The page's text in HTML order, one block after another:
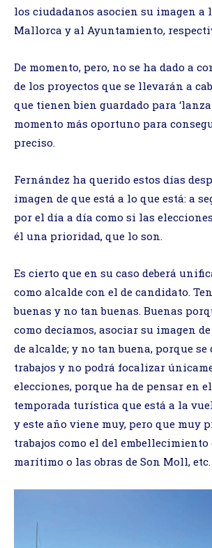
los ciudadanos asocien su imagen a
Mallorca y al Ayuntamiento,
De momento, pero, no se ha dado a
de los proyectos que se llevarán a
que tienen bien guardado para
momento más oportuno para
preciso.
Fernández ha querido estos días
imagen de que está a lo que está: a
por el día a día como si las
él una prioridad, que lo son.
Es cierto que en su caso deberá
como alcalde con el de candidato.
buenas y no tan buenas. Buenas
como decíamos, asociar su imagen
de alcalde; y no tan buena, porque
trabajos y no podrá focalizar
elecciones, porque ha de pensar en
temporada turística que está a la
y este año viene muy, pero que muy
trabajos como el del embellecimiento
marítimo o las obras de Son Moll, etc.